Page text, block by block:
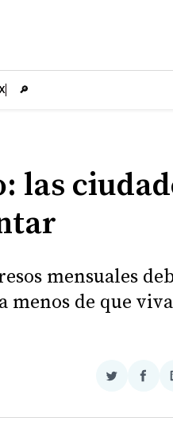
🔎
las
mensuales
menos de que
Compartir
Twitter